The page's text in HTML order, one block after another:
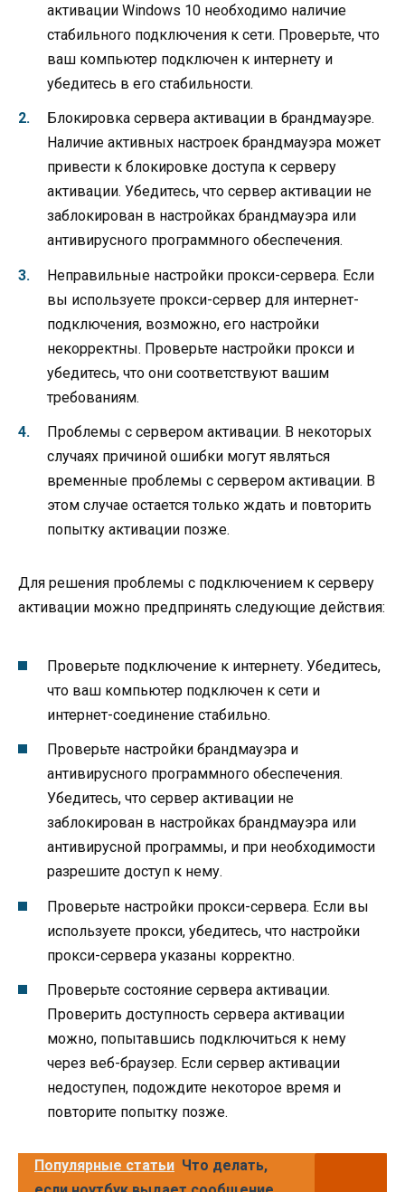
активации Windows 10 необходимо наличие
стабильного подключения к сети. Проверьте, что
ваш компьютер подключен к интернету и
убедитесь в его стабильности.
Блокировка сервера активации в брандмауэре.
Наличие активных настроек брандмауэра может
привести к блокировке доступа к серверу
активации. Убедитесь, что сервер активации не
заблокирован в настройках брандмауэра или
антивирусного программного обеспечения.
Неправильные настройки прокси-сервера. Если
вы используете прокси-сервер для интернет-
подключения, возможно, его настройки
некорректны. Проверьте настройки прокси и
убедитесь, что они соответствуют вашим
требованиям.
Проблемы с сервером активации. В некоторых
случаях причиной ошибки могут являться
временные проблемы с сервером активации. В
этом случае остается только ждать и повторить
попытку активации позже.
Для решения проблемы с подключением к серверу
активации можно предпринять следующие действия:
Проверьте подключение к интернету. Убедитесь,
что ваш компьютер подключен к сети и
интернет-соединение стабильно.
Проверьте настройки брандмауэра и
антивирусного программного обеспечения.
Убедитесь, что сервер активации не
заблокирован в настройках брандмауэра или
антивирусной программы, и при необходимости
разрешите доступ к нему.
Проверьте настройки прокси-сервера. Если вы
используете прокси, убедитесь, что настройки
прокси-сервера указаны корректно.
Проверьте состояние сервера активации.
Проверить доступность сервера активации
можно, попытавшись подключиться к нему
через веб-браузер. Если сервер активации
недоступен, подождите некоторое время и
повторите попытку позже.
Популярные статьи Что делать,